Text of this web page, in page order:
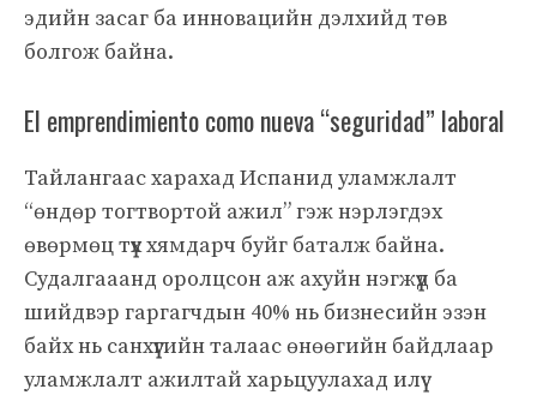
эдийн засаг ба инновацийн дэлхийд төв
болгож байна.
El emprendimiento como nueva “seguridad” laboral
Тайлангаас харахад Испанид уламжлалт
“өндөр тогтвортой ажил” гэж нэрлэгдэх
өвөрмөц түүх хямдарч буйг баталж байна.
Судалгааанд оролцсон аж ахуйн нэгжүүд ба
шийдвэр гаргагчдын 40% нь бизнесийн эзэн
байх нь санхүүгийн талаас өнөөгийн байдлаар
уламжлалт ажилтай харьцуулахад илүү